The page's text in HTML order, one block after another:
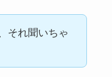
それ聞いちゃ